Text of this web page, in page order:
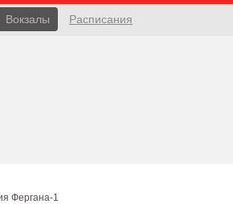
Вокзалы Расписания
Фергана-1